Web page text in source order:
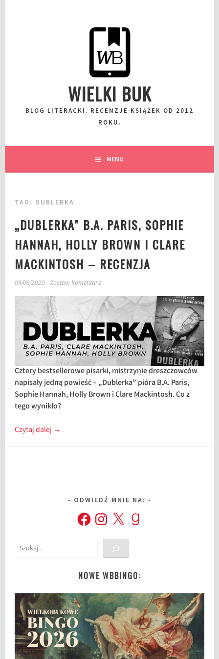
WIELKI BUK
BLOG LITERACKI. RECENZJE KSIĄŻEK OD 2012
ROKU.
MENU
TAG: DUBLERKA
„DUBLERKA” B.A. PARIS, SOPHIE
HANNAH, HOLLY BROWN I CLARE
MACKINTOSH – RECENZJA
09/08/2020 Zostaw komentarz
Cztery bestsellerowe pisarki, mistrzynie dreszczowców
napisały jedną powieść – „Dublerka” pióra B.A. Paris,
Sophie Hannah, Holly Brown i Clare Mackintosh. Co z
tego wynikło?
Czytaj dalej →
ODWIEDŹ MNIE NA:
FacebookInstagram
X Goodreads
Szukaj
NOWE WBBINGO: